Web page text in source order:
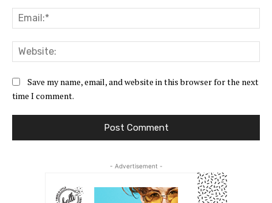
Save my name, email, and website in this browser for the next
time I comment.
- Advertisement -